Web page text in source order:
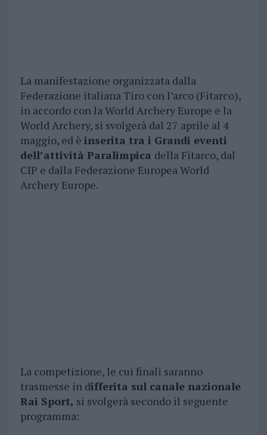
La manifestazione organizzata dalla
Federazione italiana Tiro con l’arco (Fitarco),
in accordo con la World Archery Europe e la
World Archery, si svolgerà dal 27 aprile al 4
maggio, ed è inserita tra i Grandi eventi
dell’attività Paralimpica della Fitarco, dal
CIP e dalla Federazione Europea World
Archery Europe.
La competizione, le cui finali saranno
trasmesse in differita sul canale nazionale
Rai Sport, si svolgerà secondo il seguente
programma: